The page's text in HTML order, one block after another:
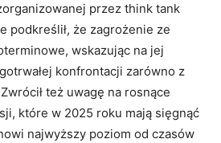
przez think tank
podkreślił, że zagrożenie ze
wskazując na jej
konfrontacji zarówno z
też uwagę na rosnące
które w 2025 roku mają sięgnąć
najwyższy poziom od czasów